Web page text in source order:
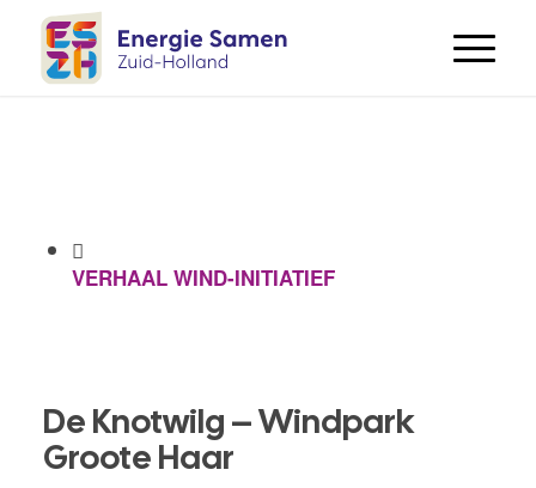
VERHAAL WIND-INITIATIEF
De Knotwilg – Windpark
Groote Haar